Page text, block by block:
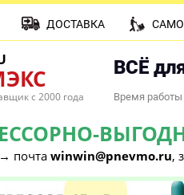
с 2000 года
ВСЁ
Время
→ почта winwin@pnevmo.ru,
ДОСТАВКА